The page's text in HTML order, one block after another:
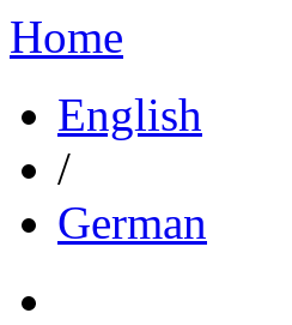
Home
English
/
German